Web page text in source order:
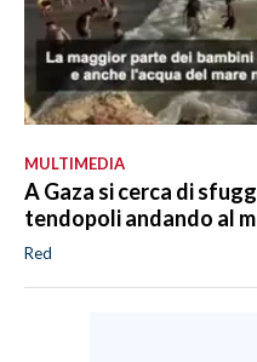
MULTIMEDIA
A Gaza si cerca di
tendopoli andando al
Red